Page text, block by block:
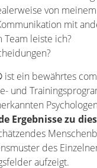
von
mit
leiste ich?
ist ein bewährtes
und
Ergebnisse zu
des
aufzeigt.